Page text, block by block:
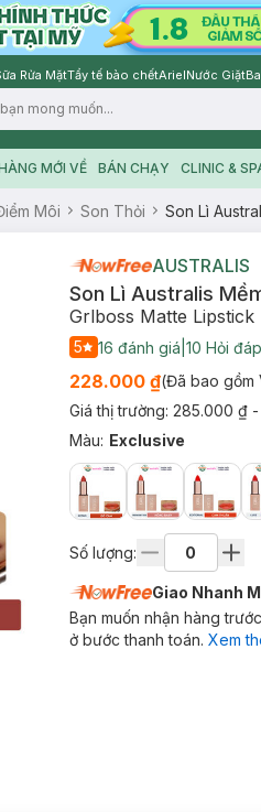
Rửa MặtTẩy tế bào chếtArielNước Giặt
MỚI VỀ BÁN CHẠY CLINIC &
Môi Son Thỏi Son Lì
AUSTRALIS
Son Lì Australis
Grlboss Matte Lipstick
5 16 đánh giá 10 Hỏi đáp
228.000 ₫(Đã bao gồm
Giá thị trường: 285.000 ₫
Màu: Exclusive
Số lượng:
Giao Nhanh
Bạn muốn nhận hàng trước
ở bước thanh toán. Xem